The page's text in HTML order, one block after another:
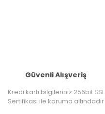
Güvenli Alışveriş
Kredi kartı bilgileriniz 256bit SSL
Sertifikası ile koruma altındadır